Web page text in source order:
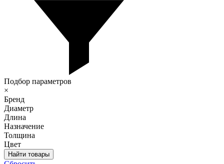
Подбор параметров
×
Бренд
Диаметр
Длина
Назначение
Толщина
Цвет